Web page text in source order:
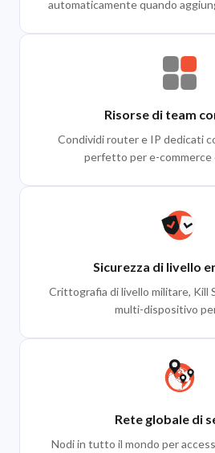
automaticamente quando
Risorse di team
Condividi router e IP dedicati
perfetto per e-commerce
Sicurezza di livello
Crittografia di livello militare, Kill
multi-dispositivo
Rete globale di
Nodi in tutto il mondo per